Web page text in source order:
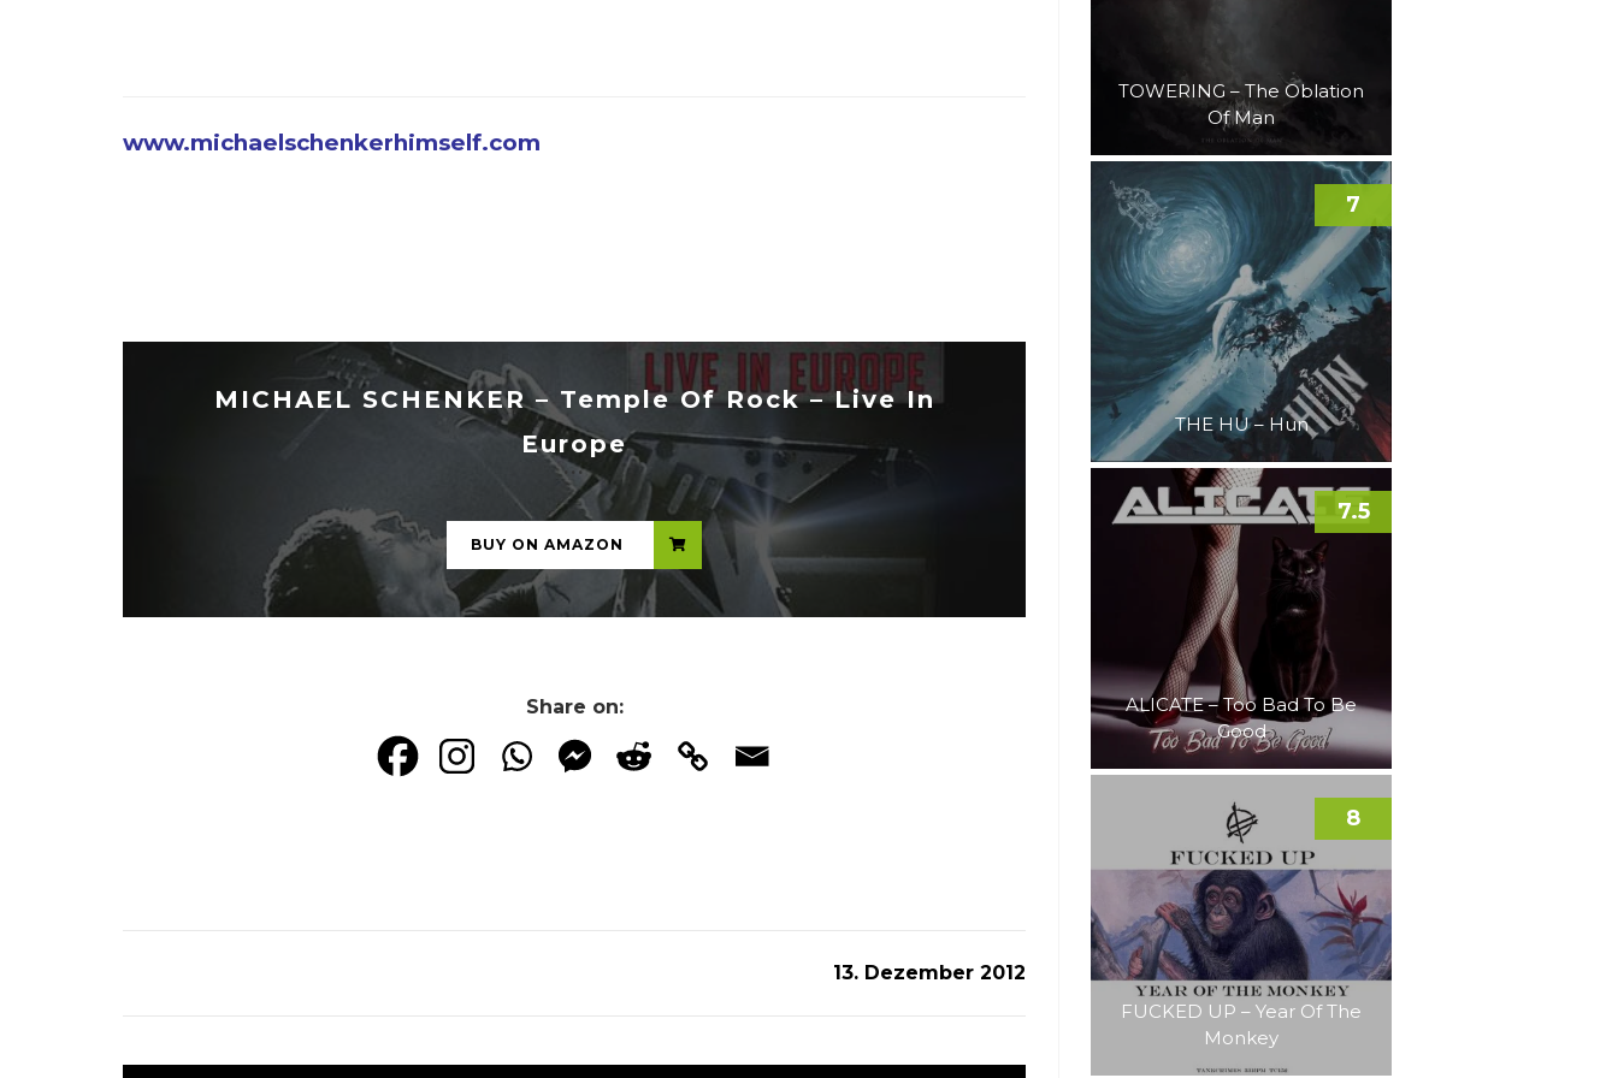
www.michaelschenkerhimself.com
MICHAEL SCHENKER – Temple Of Rock – Live In
Europe
...
BUY ON AMAZON
Share on:
13. Dezember 2012
TOWERING – The Oblation
Of Man
THE HU – Hun
7
ALICATE – Too Bad To Be
Good
7.5
FUCKED UP – Year Of The
Monkey
8